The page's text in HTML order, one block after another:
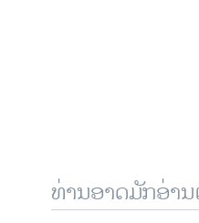
ທ່ານອາດມັກອ່າ